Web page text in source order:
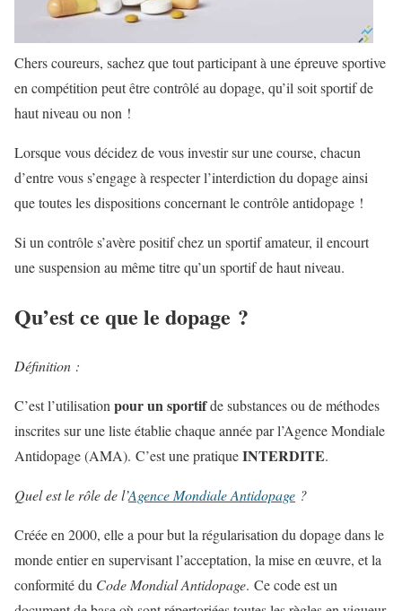
Chers coureurs, sachez que tout participant à une épreuve sportive
en compétition peut être contrôlé au dopage, qu’il soit sportif de
haut niveau ou non !
Lorsque vous décidez de vous investir sur une course, chacun
d’entre vous s’engage à respecter l’interdiction du dopage ainsi
que toutes les dispositions concernant le contrôle antidopage !
Si un contrôle s’avère positif chez un sportif amateur, il encourt
une suspension au même titre qu’un sportif de haut niveau.
Qu’est ce que le dopage ?
Définition :
C’est l’utilisation pour un sportifde substances ou de méthodes
inscrites sur une liste établie chaque année par l’Agence Mondiale
Antidopage (AMA). C’est une pratiqueINTERDITE.
Quel est le rôle de l’Agence Mondiale Antidopage ?
Créée en 2000, elle a pour but la régularisation du dopage dans le
monde entier en supervisant l’acceptation, la mise en œuvre, et la
conformité du Code Mondial Antidopage. Ce code est un